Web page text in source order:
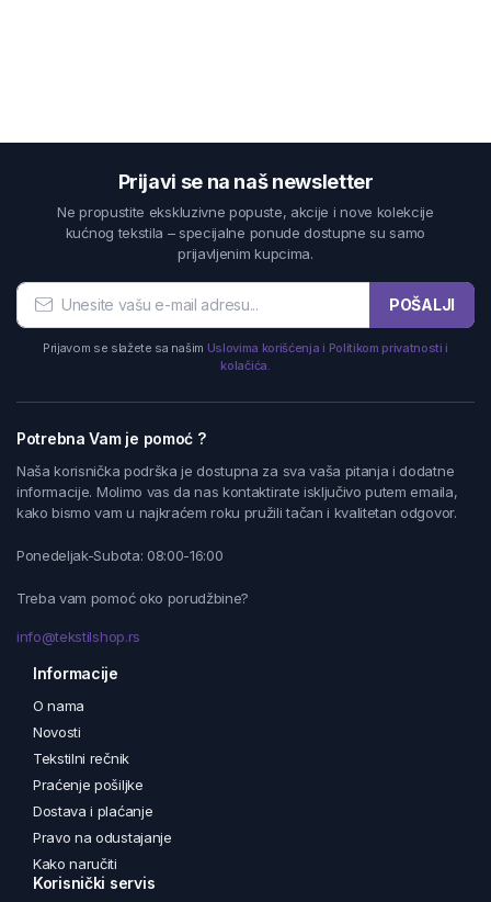
Prijavi se na naš newsletter
Ne propustite ekskluzivne popuste, akcije i nove kolekcije
kućnog tekstila – specijalne ponude dostupne su samo
prijavljenim kupcima.
POŠALJI
Prijavom se slažete sa našim Uslovima korišćenja i Politikom privatnosti i
kolačića.
Potrebna Vam je pomoć ?
Naša korisnička podrška je dostupna za sva vaša pitanja i dodatne
informacije. Molimo vas da nas kontaktirate isključivo putem emaila,
kako bismo vam u najkraćem roku pružili tačan i kvalitetan odgovor.
Ponedeljak-Subota: 08:00-16:00
Treba vam pomoć oko porudžbine?
info@tekstilshop.rs
Informacije
O nama
Novosti
Tekstilni rečnik
Praćenje pošiljke
Dostava i plaćanje
Pravo na odustajanje
Kako naručiti
Korisnički servis